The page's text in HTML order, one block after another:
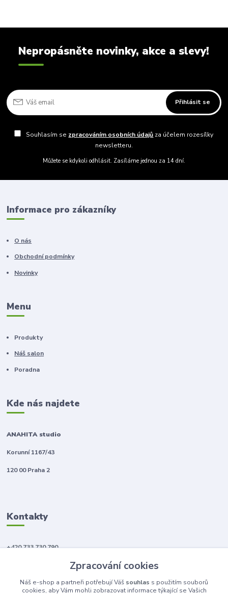
Nepropásněte novinky, akce a slevy!
Přihlásit se
Souhlasím se zpracováním osobních údajů za účelem rozesílky
newsletteru.
Můžete se kdykoli odhlásit. Zasíláme jednou za 14 dní.
Informace pro zákazníky
O nás
Obchodní podmínky
Novinky
Menu
Produkty
Náš salon
Poradna
Kde nás najdete
ANAHITA studio
Korunní 1167/43
120 00 Praha 2
Kontakty
+420 733 730 790
Zpracování cookies
Náš e-shop a partneři potřebují Váš souhlas s použitím souborů
cookies, aby Vám mohli zobrazovat informace týkající se Vašich